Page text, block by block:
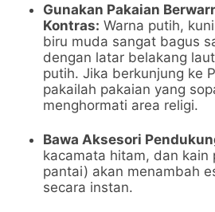
Gunakan Pakaian
Kontras: Warna putih,
biru muda sangat bagus
dengan latar belakang
putih. Jika berkunjung ke
pakailah pakaian yang
menghormati area religi.
Bawa Aksesori
kacamata hitam, dan kain
pantai) akan menambah
secara instan.